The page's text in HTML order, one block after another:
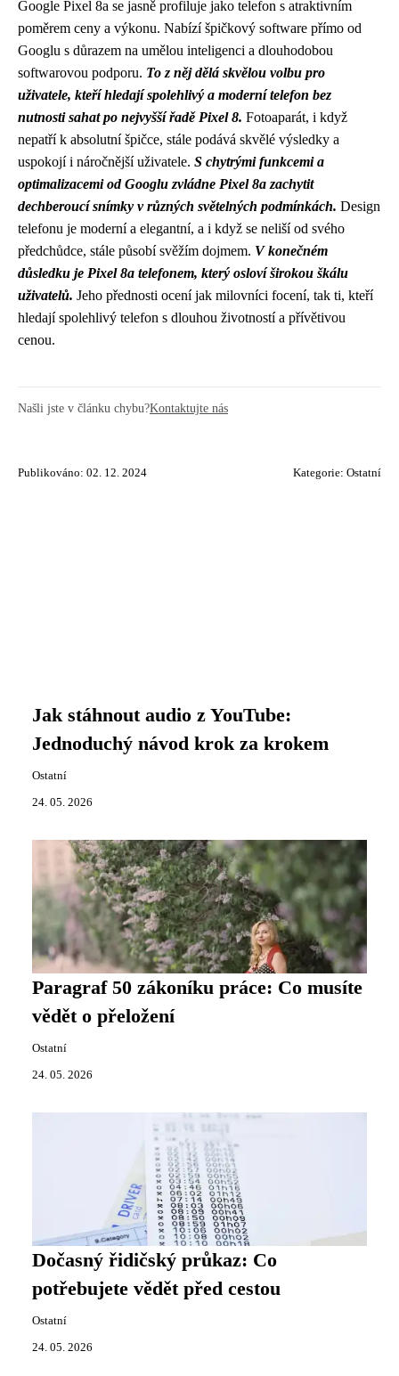
Google Pixel 8a se jasně profiluje jako telefon s atraktivním
poměrem ceny a výkonu. Nabízí špičkový software přímo od
Googlu s důrazem na umělou inteligenci a dlouhodobou
softwarovou podporu. To z něj dělá skvělou volbu pro
uživatele, kteří hledají spolehlivý a moderní telefon bez
nutnosti sahat po nejvyšší řadě Pixel 8. Fotoaparát, i když
nepatří k absolutní špičce, stále podává skvělé výsledky a
uspokojí i náročnější uživatele. S chytrými funkcemi a
optimalizacemi od Googlu zvládne Pixel 8a zachytit
dechberoucí snímky v různých světelných podmínkách. Design
telefonu je moderní a elegantní, a i když se neliší od svého
předchůdce, stále působí svěžím dojmem. V konečném
důsledku je Pixel 8a telefonem, který osloví širokou škálu
uživatelů. Jeho přednosti ocení jak milovníci focení, tak ti, kteří
hledají spolehlivý telefon s dlouhou životností a přívětivou
cenou.
Našli jste v článku chybu?Kontaktujte nás
Publikováno: 02. 12. 2024 Kategorie: Ostatní
Jak stáhnout audio z YouTube:
Jednoduchý návod krok za krokem
Ostatní
24. 05. 2026
Paragraf 50 zákoníku práce: Co musíte
vědět o přeložení
Ostatní
24. 05. 2026
Dočasný řidičský průkaz: Co
potřebujete vědět před cestou
Ostatní
24. 05. 2026